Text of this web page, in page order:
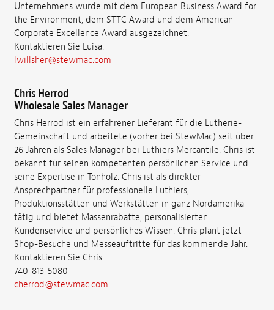
Unternehmens wurde mit dem European Business Award for
the Environment, dem STTC Award und dem American
Corporate Excellence Award ausgezeichnet.
Kontaktieren Sie Luisa:
lwillsher@stewmac.com
Chris Herrod
Wholesale Sales Manager
Chris Herrod ist ein erfahrener Lieferant für die Lutherie-
Gemeinschaft und arbeitete (vorher bei StewMac) seit über
26 Jahren als Sales Manager bei Luthiers Mercantile. Chris ist
bekannt für seinen kompetenten persönlichen Service und
seine Expertise in Tonholz. Chris ist als direkter
Ansprechpartner für professionelle Luthiers,
Produktionsstätten und Werkstätten in ganz Nordamerika
tätig und bietet Massenrabatte, personalisierten
Kundenservice und persönliches Wissen. Chris plant jetzt
Shop-Besuche und Messeauftritte für das kommende Jahr.
Kontaktieren Sie Chris:
740-813-5080
cherrod@stewmac.com